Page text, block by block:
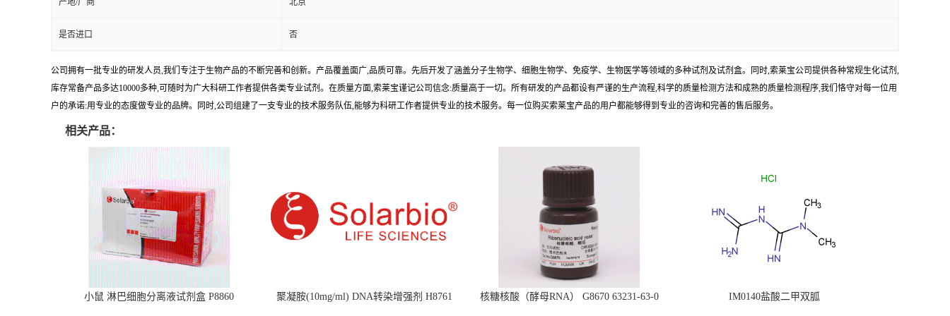
产地/厂商 北京
是否进口 否
公司拥有一批专业的研发人员,我们专注于生物产品的不断完善和创新。产品覆盖面广,品质可靠。先后开发了涵盖分子生物学、细胞生物学、免疫学、生物医学等领域的多种试剂及试剂盒。同时,索莱宝公司提供各种常规生化试剂,
库存常备产品多达10000多种,可随时为广大科研工作者提供各类专业试剂。在质量方面,索莱宝谨记公司信念:质量高于一切。所有研发的产品都设有严谨的生产流程,科学的质量检测方法和成熟的质量检测程序,我们恪守对每一位用
户的承诺:用专业的态度做专业的品牌。同时,公司组建了一支专业的技术服务队伍,能够为科研工作者提供专业的技术服务。每一位购买索莱宝产品的用户都能够得到专业的咨询和完善的售后服务。
相关产品：
小鼠 淋巴细胞分离液试剂盒 P8860 聚凝胺(10mg/ml) DNA转染增强剂 H8761
核糖核酸（酵母RNA） G8670 63231-63-0
IM0140盐酸二甲双胍